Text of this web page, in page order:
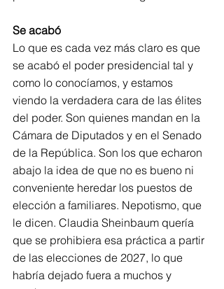
Se acabó
Lo que es cada vez más claro es que
se acabó el poder presidencial tal y
como lo conocíamos, y estamos
viendo la verdadera cara de las élites
del poder. Son quienes mandan en la
Cámara de Diputados y en el Senado
de la República. Son los que echaron
abajo la idea de que no es bueno ni
conveniente heredar los puestos de
elección a familiares. Nepotismo, que
le dicen. Claudia Sheinbaum quería
que se prohibiera esa práctica a partir
de las elecciones de 2027, lo que
habría dejado fuera a muchos y